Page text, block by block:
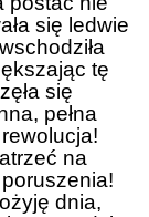
się ledwie
tę
się
pełna
na
dnia,